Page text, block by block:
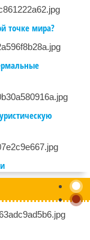
точке мира?